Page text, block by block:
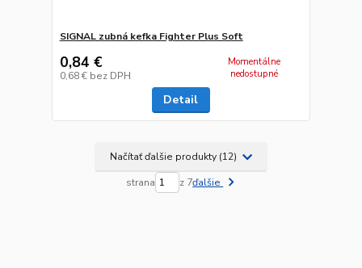
SIGNAL zubná kefka Fighter Plus Soft
0,84 €
0,68 € bez DPH
Momentálne
nedostupné
Detail
Načítať ďalšie produkty (12)
strana z 7ďalšie